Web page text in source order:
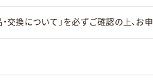
交換について」を必ずご確認の上、お